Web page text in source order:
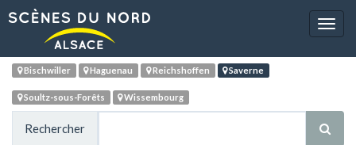
Bischwiller Haguenau Reichshoffen Saverne
Soultz-sous-Forêts Wissembourg
Rechercher